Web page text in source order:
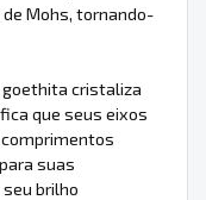
de Mohs, tornando-
cristaliza
que seus eixos
suas
brilho